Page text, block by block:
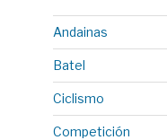
Andainas
Batel
Ciclismo
Competición